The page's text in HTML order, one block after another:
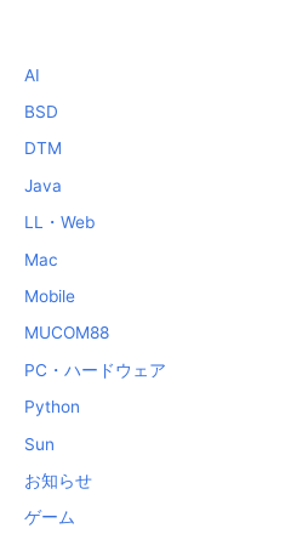
AI
BSD
DTM
Java
LL・Web
Mac
Mobile
MUCOM88
PC・ハードウェア
Python
Sun
お知らせ
ゲーム